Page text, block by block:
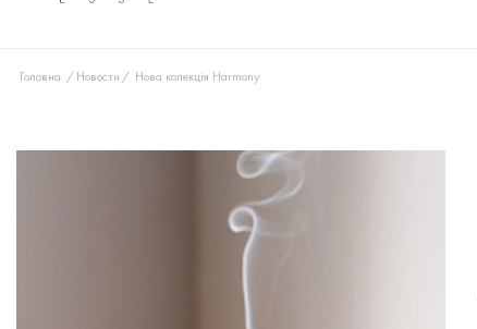
Головна Новости Нова колекція Harmony